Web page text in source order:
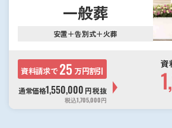
一般葬
安置＋告別式＋火葬
資料請求で 25 万円割引
通常価格1,550,000 円税抜
税込1,705,000円
資